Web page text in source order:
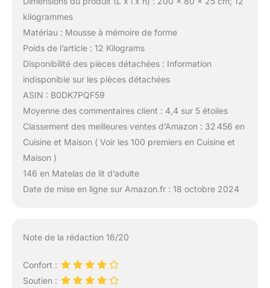
kilogrammes
Matériau : Mousse à mémoire de forme
Poids de l’article : 12 Kilograms
Disponibilité des pièces détachées : Information
indisponible sur les pièces détachées
ASIN : B0DK7PQF59
Moyenne des commentaires client : 4,4 sur 5 étoiles
Classement des meilleures ventes d’Amazon : 32 456 en
Cuisine et Maison ( Voir les 100 premiers en Cuisine et
Maison )
146 en Matelas de lit d’adulte
Date de mise en ligne sur Amazon.fr : 18 octobre 2024
Note de la rédaction 16/20
Confort :
Soutien :